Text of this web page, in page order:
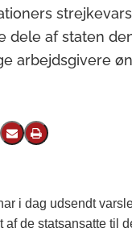
dele af staten
arbejdsgivere
(Twitter)
på LinkedIn
Send email
Print
i dag udsendt
af de statsansatte til